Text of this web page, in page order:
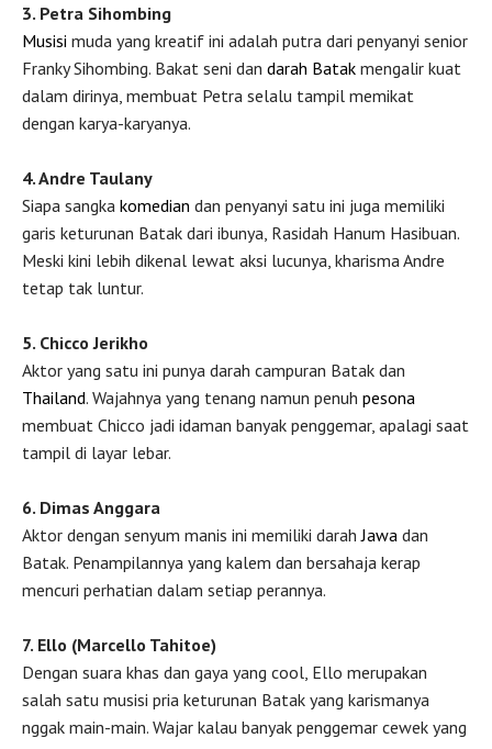
3. Petra Sihombing
Musisi muda yang kreatif ini adalah putra dari penyanyi senior
Franky Sihombing. Bakat seni dan darah Batak mengalir kuat
dalam dirinya, membuat Petra selalu tampil memikat
dengan karya-karyanya.
4. Andre Taulany
Siapa sangka komedian dan penyanyi satu ini juga memiliki
garis keturunan Batak dari ibunya, Rasidah Hanum Hasibuan.
Meski kini lebih dikenal lewat aksi lucunya, kharisma Andre
tetap tak luntur.
5. Chicco Jerikho
Aktor yang satu ini punya darah campuran Batak dan
Thailand. Wajahnya yang tenang namun penuh pesona
membuat Chicco jadi idaman banyak penggemar, apalagi saat
tampil di layar lebar.
6. Dimas Anggara
Aktor dengan senyum manis ini memiliki darahJawa dan
Batak. Penampilannya yang kalem dan bersahaja kerap
mencuri perhatian dalam setiap perannya.
7. Ello (Marcello Tahitoe)
Dengan suara khas dan gaya yang cool, Ello merupakan
salah satu musisi pria keturunan Batak yang karismanya
nggak main-main. Wajar kalau banyak penggemar cewek yang